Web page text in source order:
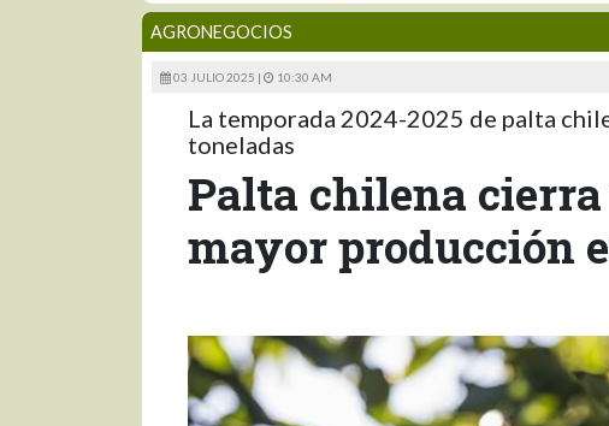
AGRONEGOCIOS
03 JULIO 2025 | 10:30 AM
La temporada 2024-2025 de palta
toneladas
Palta chilena
mayor producción